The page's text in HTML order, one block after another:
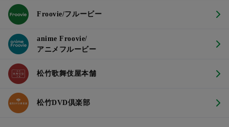
Froovie/フルービー
anime Froovie/
アニメフルービー
松竹歌舞伎屋本舗
松竹DVD倶楽部